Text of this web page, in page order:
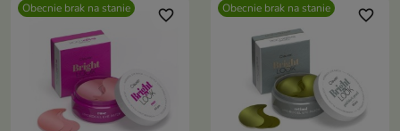
Obecnie brak na stanie favorite_border Obecnie brak na stanie favorite_border